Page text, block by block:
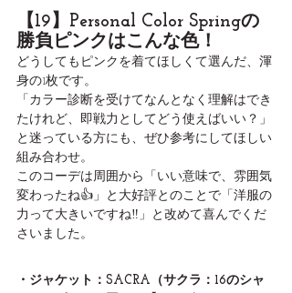
【19】Personal Color Springの
勝負ピンクはこんな色！
どうしてもピンクを着てほしくて選んだ、渾
身の1枚です。
「カラー診断を受けてなんとなく理解はでき
たけれど、即戦力としてどう使えばいい？」
と迷っている方にも、ぜひ参考にしてほしい
組み合わせ。
このコーデは周囲から「いい意味で、雰囲気
変わったね👍」と大好評とのことで「洋服の
力って大きいですね‼️」と改めて喜んでくだ
さいました。
・ジャケット：SACRA（サクラ：16のシャ